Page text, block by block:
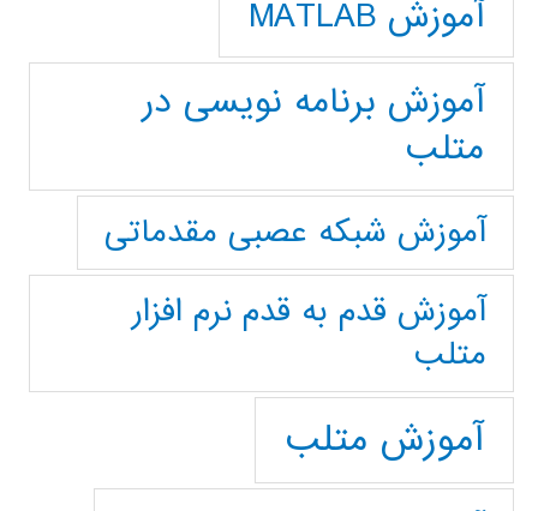
آموزش MATLAB
آموزش برنامه نویسی در
متلب
آموزش شبکه عصبی مقدماتی
آموزش قدم به قدم نرم افزار
متلب
آموزش متلب